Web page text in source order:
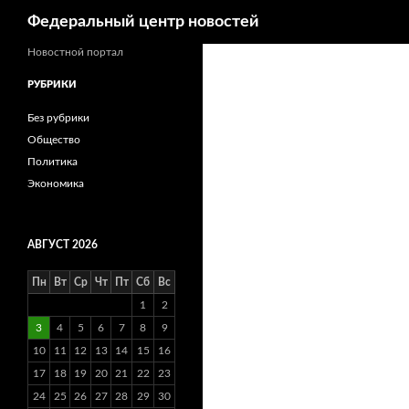
Федеральный центр новостей
Новостной портал
РУБРИКИ
Без рубрики
Общество
Политика
Экономика
АВГУСТ 2026
Пн Вт Ср Чт Пт Сб Вс
1 2
3 4 5 6 7 8 9
10 11 12 13 14 15 16
17 18 19 20 21 22 23
24 25 26 27 28 29 30